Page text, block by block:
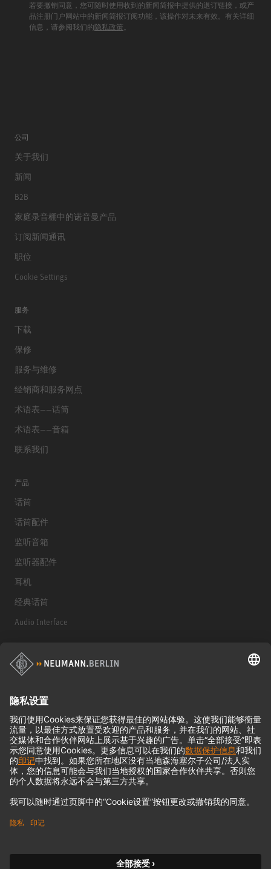
若要撤销同意，您可随时使用收到的新闻简报中提供的退订链接，或产
品注册门户网站中的新闻简报订阅功能，该操作对未来有效。有关详细
信息，请参阅我们的 隐私政策。
公司
关于我们
新闻
B2B
家庭录音棚中的诺音曼产品
订阅新闻通讯
职位
Cookie Settings
服务
下载
保修
服务与维修
经销商和服务网点
术语表——话筒
术语表——音箱
联系我们
产品
话筒
话筒配件
监听音箱
监听器配件
耳机
经典话筒
Audio Interface
© 2018 - 2026Georg Neumann GmbH
Privacy policy